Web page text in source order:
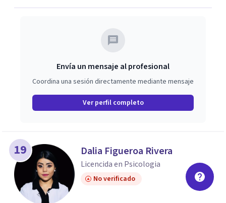
Envía un mensaje al profesional
Coordina una sesión directamente mediante mensaje
Ver perfil completo
19 Dalia Figueroa Rivera
Licencida en Psicologia
No verificado